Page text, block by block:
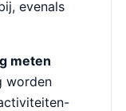
evenals
meten
worden